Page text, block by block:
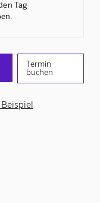
Tag
Termin
buchen